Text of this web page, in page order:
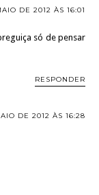
DE 2012 ÀS 16:01
só de pensar
RESPONDER
DE 2012 ÀS 16:28